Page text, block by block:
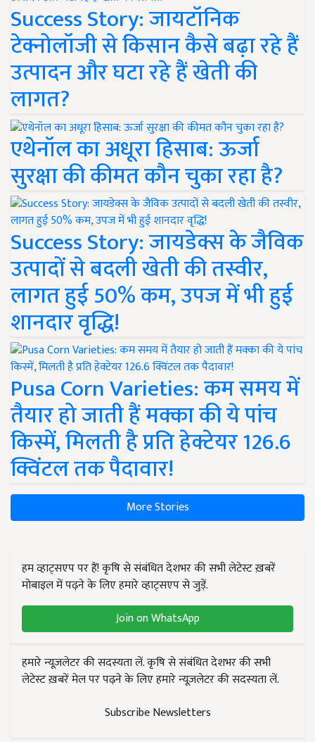
Success Story: जायटॉनिक
टेक्नोलॉजी से किसान कैसे बढ़ा रहे हैं
उत्पादन और घटा रहे हैं खेती की
लागत?
एथेनॉल का अधूरा हिसाब: ऊर्जा
सुरक्षा की कीमत कौन चुका रहा है?
Success Story: जायडेक्स के जैविक
उत्पादों से बदली खेती की तस्वीर,
लागत हुई 50% कम, उपज में भी हुई
शानदार वृद्धि!
Pusa Corn Varieties: कम समय में
तैयार हो जाती हैं मक्का की ये पांच
किस्में, मिलती है प्रति हेक्टेयर 126.6
क्विंटल तक पैदावार!
More Stories
हम व्हाट्सएप पर हैं! कृषि से संबंधित देशभर की सभी लेटेस्ट ख़बरें
मोबाइल में पढ़ने के लिए हमारे व्हाट्सएप से जुड़ें.
Join on WhatsApp
हमारे न्यूज़लेटर की सदस्यता लें. कृषि से संबंधित देशभर की सभी
लेटेस्ट ख़बरें मेल पर पढ़ने के लिए हमारे न्यूज़लेटर की सदस्यता लें.
Subscribe Newsletters